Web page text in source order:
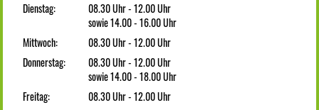
Dienstag:
08.30 Uhr - 12.00 Uhr
sowie 14.00 - 16.00 Uhr
Mittwoch:
08.30 Uhr - 12.00 Uhr
Donnerstag:
08.30 Uhr - 12.00 Uhr
sowie 14.00 - 18.00 Uhr
Freitag:
08.30 Uhr - 12.00 Uhr